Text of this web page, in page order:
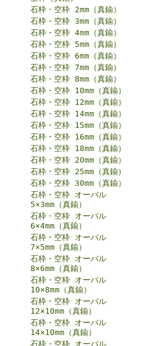
石枠・空枠 2mm（真鍮）
石枠・空枠 3mm（真鍮）
石枠・空枠 4mm（真鍮）
石枠・空枠 5mm（真鍮）
石枠・空枠 6mm（真鍮）
石枠・空枠 7mm（真鍮）
石枠・空枠 8mm（真鍮）
石枠・空枠 10mm（真鍮）
石枠・空枠 12mm（真鍮）
石枠・空枠 14mm（真鍮）
石枠・空枠 15mm（真鍮）
石枠・空枠 16mm（真鍮）
石枠・空枠 18mm（真鍮）
石枠・空枠 20mm（真鍮）
石枠・空枠 25mm（真鍮）
石枠・空枠 30mm（真鍮）
石枠・空枠 オーバル
5×3mm（真鍮）
石枠・空枠 オーバル
6×4mm（真鍮）
石枠・空枠 オーバル
7×5mm（真鍮）
石枠・空枠 オーバル
8×6mm（真鍮）
石枠・空枠 オーバル
10×8mm（真鍮）
石枠・空枠 オーバル
12×10mm（真鍮）
石枠・空枠 オーバル
14×10mm（真鍮）
石枠・空枠 オーバル